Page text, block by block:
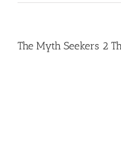
The Myth Seekers 2